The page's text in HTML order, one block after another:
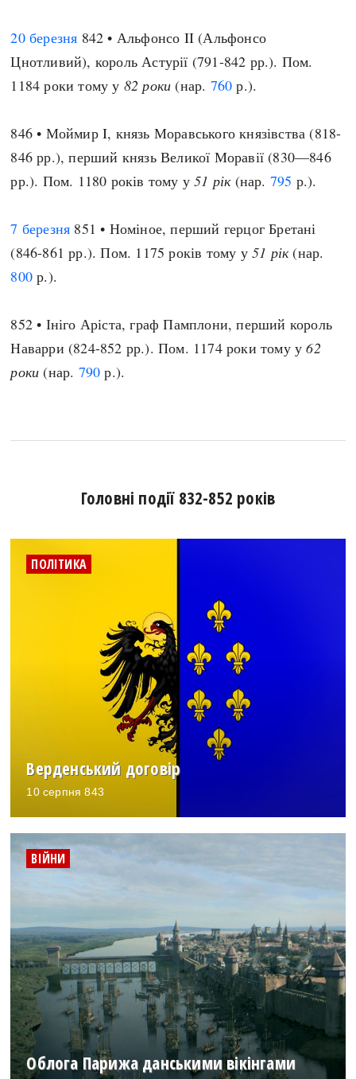
20 березня 842 • Альфонсо II (Альфонсо
Цнотливий), король Астурії (791-842 рр.). Пом.
1184 роки тому у 82 роки (нар. 760 р.).
846 • Моймир I, князь Моравського князівства (818-
846 рр.), перший князь Великої Моравії (830—846
рр.). Пом. 1180 років тому у51 рік(нар. 795 р.).
7 березня 851 • Номіное, перший герцог Бретані
(846-861 рр.). Пом. 1175 років тому у51 рік(нар.
800 р.).
852 • Ініго Аріста, граф Памплони, перший король
Наварри (824-852 рр.). Пом. 1174 роки тому у62
роки (нар. 790 р.).
Головні події 832-852 років
ПОЛІТИКА
Верденський договір
10 серпня 843
ВІЙНИ
Облога Парижа данськими вікінгами